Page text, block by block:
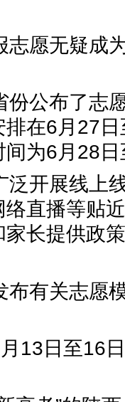
志愿无疑成
份公布了志
在6月27
为6月28
泛开展线上
直播等贴
长提供政
布有关志愿
13日至16